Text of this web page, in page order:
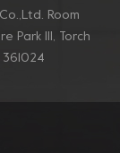
Room
Park Ill, Torch